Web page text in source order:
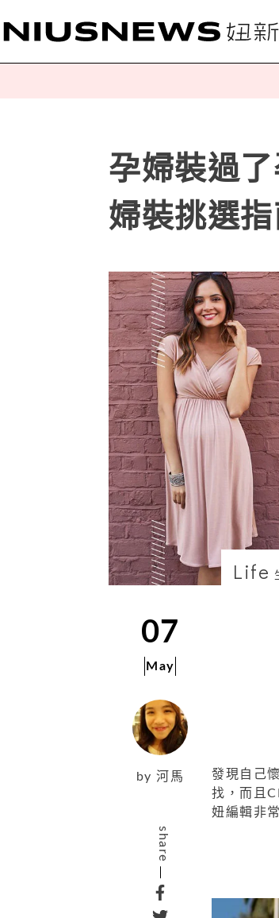
孕婦裝過
婦裝挑選
Life
07
May
by河馬
share
發現自己
找，而且
妞編輯非